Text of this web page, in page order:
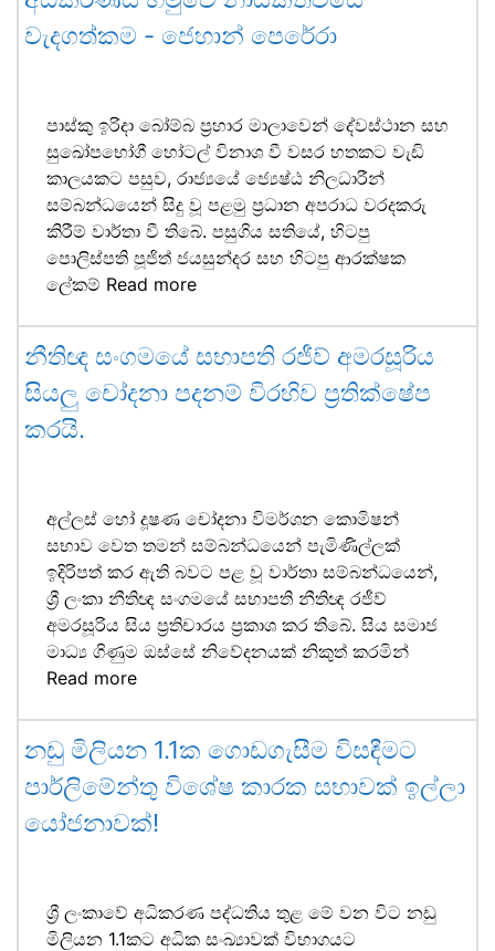
වැදගත්කම - ජෙහාන් පෙරේරා
පාස්කු ඉරිදා බෝම්බ ප්‍රහාර මාලාවෙන් දේවස්ථාන සහ
සුඛෝපභෝගී හෝටල් විනාශ වී වසර හතකට වැඩි
කාලයකට පසුව, රාජ්‍යයේ ජ්‍යෙෂ්ඨ නිලධාරීන්
සම්බන්ධයෙන් සිදු වූ පළමු ප්‍රධාන අපරාධ වරදකරු
කිරීම් වාර්තා වී තිබේ. පසුගිය සතියේ, හිටපු
පොලිස්පති පූජිත් ජයසුන්දර සහ හිටපු ආරක්ෂක
ලේකම් Read more
නීතිඥ සංගමයේ සභාපති රජීව් අමරසූරිය
සියලු චෝදනා පදනම් විරහිව ප්‍රතික්ෂේප
කරයි.
අල්ලස් හෝ දූෂණ චෝදනා විමර්ශන කොමිෂන්
සභාව වෙත තමන් සම්බන්ධයෙන් පැමිණිල්ලක්
ඉදිරිපත් කර ඇති බවට පළ වූ වාර්තා සම්බන්ධයෙන්,
ශ්‍රී ලංකා නීතිඥ සංගමයේ සභාපති නීතිඥ රජීව්
අමරසූරිය සිය ප්‍රතිචාරය ප්‍රකාශ කර තිබේ. සිය සමාජ
මාධ්‍ය ගිණුම ඔස්සේ නිවේදනයක් නිකුත් කරමින්
Read more
නඩු මිලියන 1.1ක ගොඩගැසීම විසඳීමට
පාර්ලිමේන්තු විශේෂ කාරක සභාවක් ඉල්ලා
යෝජනාවක්!
ශ්‍රී ලංකාවේ අධිකරණ පද්ධතිය තුළ මේ වන විට නඩු
මිලියන 1.1කට අධික සංඛ්‍යාවක් විභාගයට